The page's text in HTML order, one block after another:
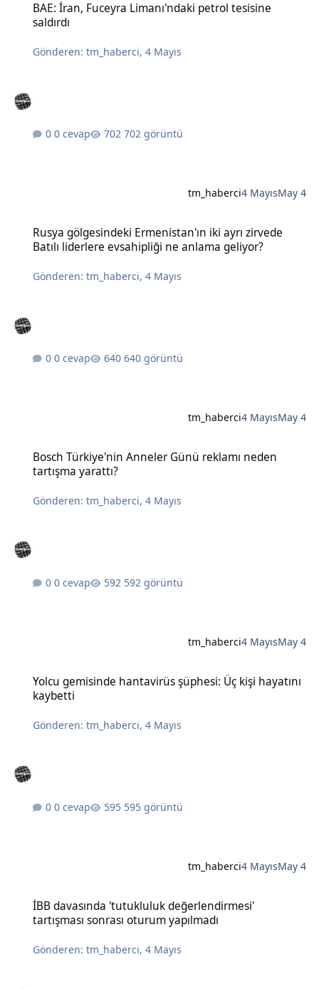
BAE: İran, Fuceyra Limanı'ndaki petrol tesisine
saldırdı
Gönderen:tm_haberci,4 Mayıs
0 cevap 702 görüntü
tm_haberci4 MayısMay 4
Rusya gölgesindeki Ermenistan'ın iki ayrı zirvede
Batılı liderlere evsahipliği ne anlama geliyor?
Gönderen:tm_haberci,4 Mayıs
0 cevap 640 görüntü
tm_haberci4 MayısMay 4
Bosch Türkiye'nin Anneler Günü reklamı neden
tartışma yarattı?
Gönderen:tm_haberci,4 Mayıs
0 cevap 592 görüntü
tm_haberci4 MayısMay 4
Yolcu gemisinde hantavirüs şüphesi: Üç kişi hayatını
kaybetti
Gönderen:tm_haberci,4 Mayıs
0 cevap 595 görüntü
tm_haberci4 MayısMay 4
İBB davasında 'tutukluluk değerlendirmesi'
tartışması sonrası oturum yapılmadı
Gönderen:tm_haberci,4 Mayıs